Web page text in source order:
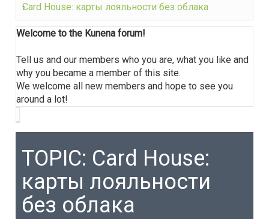
Card House: карты лояльности без облака
Welcome to the Kunena forum!
Tell us and our members who you are, what you like and
why you became a member of this site.
We welcome all new members and hope to see you
around a lot!
TOPIC: Card House:
карты лояльности
без облака